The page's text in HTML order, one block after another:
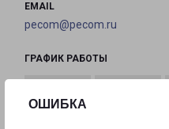
ОШИБКА
EMAIL
pecom@pecom.ru
ГРАФИК РАБОТЫ
с 10:00 до